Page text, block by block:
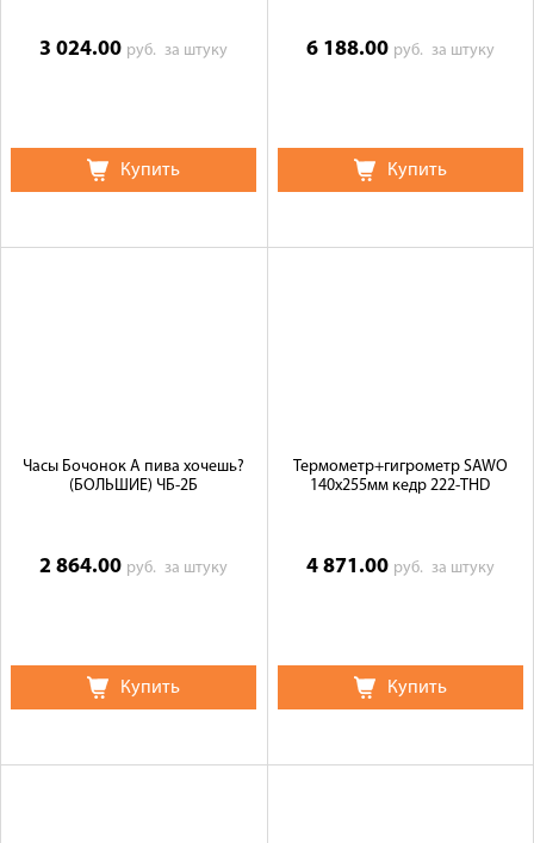
3 024.00 руб.за штуку
Купить
6 188.00 руб. за штуку
Купить
Часы Бочонок А пива хочешь?
(БОЛЬШИЕ) ЧБ-2Б
2 864.00 руб.за штуку
Купить
Термометр+гигрометр SAWO
140х255мм кедр 222-ТНD
4 871.00 руб. за штуку
Купить